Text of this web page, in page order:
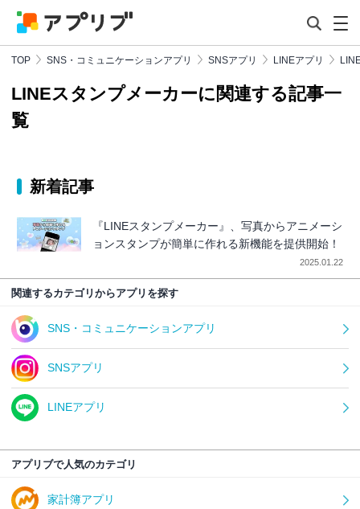
TOP SNS・コミュニケーションアプリ SNSアプリ LINEアプリ
LINEスタンプメーカーに関連する記事一
覧
新着記事
『LINEスタンプメーカー』、写真からアニメーシ
ョンスタンプが簡単に作れる新機能を提供開始！
2025.01.22
関連するカテゴリからアプリを探す
SNS・コミュニケーションアプリ
SNSアプリ
LINEアプリ
アプリブで人気のカテゴリ
家計簿アプリ